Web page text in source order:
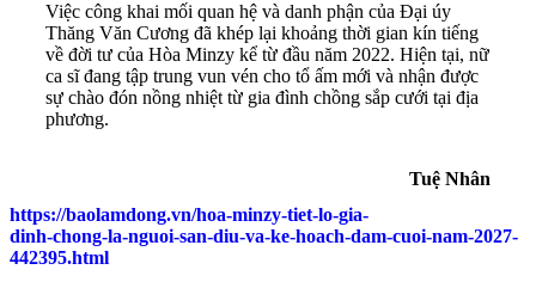
Việc công khai mối quan hệ và danh phận của Đại úy
Thăng Văn Cương đã khép lại khoảng thời gian kín tiếng
về đời tư của Hòa Minzy kể từ đầu năm 2022. Hiện tại, nữ
ca sĩ đang tập trung vun vén cho tổ ấm mới và nhận được
sự chào đón nồng nhiệt từ gia đình chồng sắp cưới tại địa
phương.
Tuệ Nhân
https://baolamdong.vn/hoa-minzy-tiet-lo-gia-
dinh-chong-la-nguoi-san-diu-va-ke-hoach-dam-cuoi-nam-2027-
442395.html